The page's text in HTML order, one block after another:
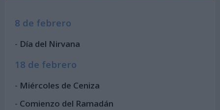
8 de febrero
- Día del Nirvana
18 de febrero
- Miércoles de Ceniza
- Comienzo del Ramadán